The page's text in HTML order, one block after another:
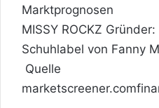
Marktprognosen
MISSY ROCKZ
Schuhlabel von Fanny
Quelle
marketscreener.com